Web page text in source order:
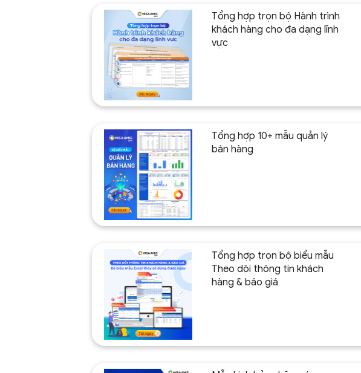
Tổng hợp trọn bộ Hành trình
khách hàng cho đa dạng lĩnh
vực
Tổng hợp 10+ mẫu quản lý
bán hàng
Tổng hợp trọn bộ biểu mẫu
Theo dõi thông tin khách
hàng & báo giá